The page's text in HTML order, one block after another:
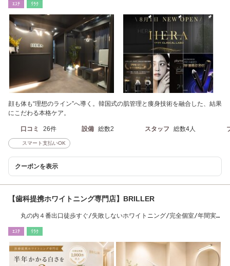
ｴｽﾃ ﾘﾗｸ
顔も体も“理想のライン”へ導く。韓国式の肌管理と痩身技術を融合した、結果
にこだわる本格ケア。
口コミ 26件 設備 総数2 スタッフ 総数4人
スマート支払いOK
クーポンを表示
【歯科提携ホワイトニング専門店】BRILLER
丸の内４番出口徒歩すぐ/失敗しないホワイトニング/完全個室/年間実
ｴｽﾃ ﾘﾗｸ